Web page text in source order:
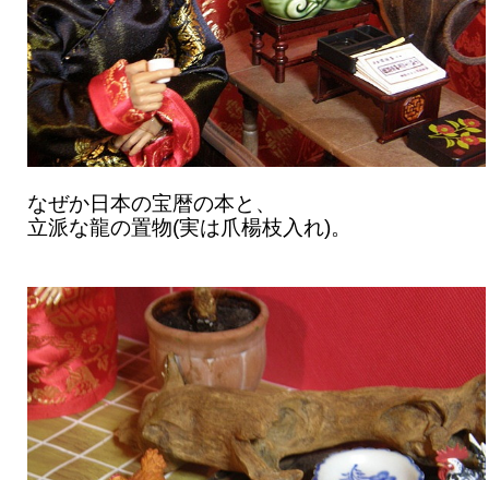
なぜか日本の宝暦の本と、
立派な龍の置物(実は爪楊枝入れ)。